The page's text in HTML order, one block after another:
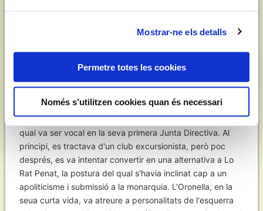
Mostrar-ne els detalls
Permetre totes les cookies
Només s’utilitzen cookies quan és necessari
que regiren per a totes les publicacions del Centre". [i] A
en valencià fins a finals de 1936.
progressistes, s'uneix a l'entitat cultural valenciana
L'Oronella, fundada el 1888 per Constantí Llombart i de la
qual va ser vocal en la seva primera Junta Directiva. Al
principi, es tractava d'un club excursionista, però poc
després, es va intentar convertir en una alternativa a Lo
Rat Penat, la postura del qual s'havia inclinat cap a un
apoliticisme i submissió a la monarquia. L'Oronella, en la
seua curta vida, va atreure a personalitats de l'esquerra